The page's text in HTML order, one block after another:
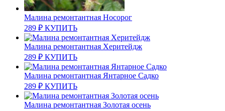
Малина ремонтантная Носорог
289 ₽ КУПИТЬ
Малина ремонтантная Херитейдж
289 ₽ КУПИТЬ
Малина ремонтантная Янтарное Садко
289 ₽ КУПИТЬ
Малина ремонтантная Золотая осень